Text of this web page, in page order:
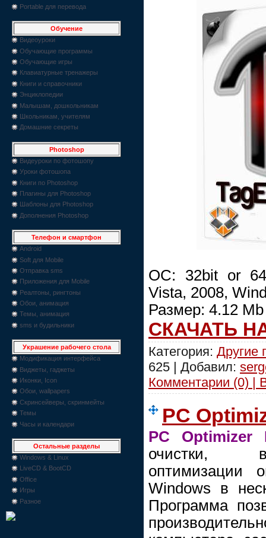
Portable для перевода
Обучение
Видеоуроки
Обучающие программы
Обучающие игры
Клавиатурные тренажеры
Книги и справочники
Энциклопедии
Малышам, дошкольникам
Школьникам, учителям
Домашние секреты
Photoshop
Видеуроки по фотошопу
Уроки фотошопа
Книги по Photoshop
Плагины для Photoshop
Шаблоны для Photoshop
Дополнения Photoshop
Телефон и смартфон
Android
Soft для Mobile
Отправка sms
Приложения для Mobile
Реалтоны, рингтоны
Обои, анимация
Темы, анимация
sms и будильники
Украшение рабочего стола
Модификация интерфейса
Виджеты, гаджеты
Иконки, Icon
Обои, wallpapers
Скринсейверы, скринмейты
Темы
Часы и календари
Остальные разделы
Windows & Linux
LiveCD & BootCD
Office
Игры
Разное
OC: 32bit or
Vista, 2008,
Размер: 4.12 Mb
СКАЧАТЬ
Категория: Другие
625 | Добавил:
Комментарии (0) |
PC
PC Optimizer
очистки,
оптимизации
Windows в
Программа